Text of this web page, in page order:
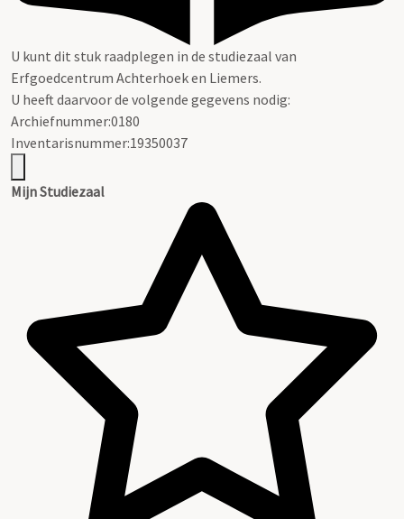
U kunt dit stuk raadplegen in de studiezaal van
Erfgoedcentrum Achterhoek en Liemers.
U heeft daarvoor de volgende gegevens nodig:
Archiefnummer:0180
Inventarisnummer:19350037
Mijn Studiezaal